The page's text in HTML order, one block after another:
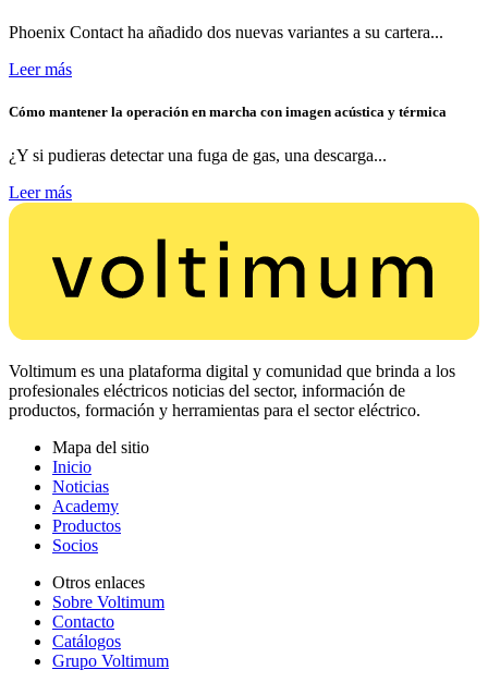
Phoenix Contact ha añadido dos nuevas variantes a su cartera...
Leer más
Cómo mantener la operación en marcha con imagen acústica y térmica
¿Y si pudieras detectar una fuga de gas, una descarga...
Leer más
Voltimum es una plataforma digital y comunidad que brinda a los
profesionales eléctricos noticias del sector, información de
productos, formación y herramientas para el sector eléctrico.
Mapa del sitio
Inicio
Noticias
Academy
Productos
Socios
Otros enlaces
Sobre Voltimum
Contacto
Catálogos
Grupo Voltimum